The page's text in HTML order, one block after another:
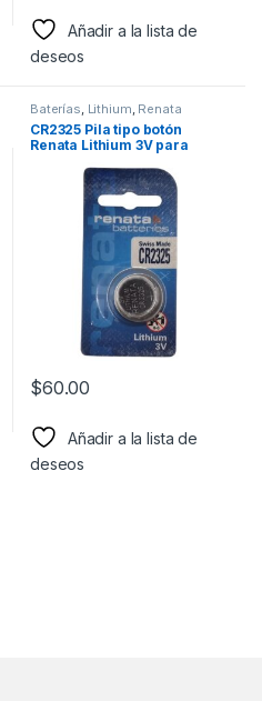
Añadir a la lista de
deseos
Baterías, Lithium, Renata
CR2325 Pila tipo botón
Renata Lithium 3V para
controles remotos,
controles de alarmas,
juguetes, etc
$60.00
Añadir a la lista de
deseos